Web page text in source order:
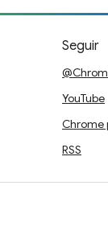
Seguir
YouTube
Chrome
RSS